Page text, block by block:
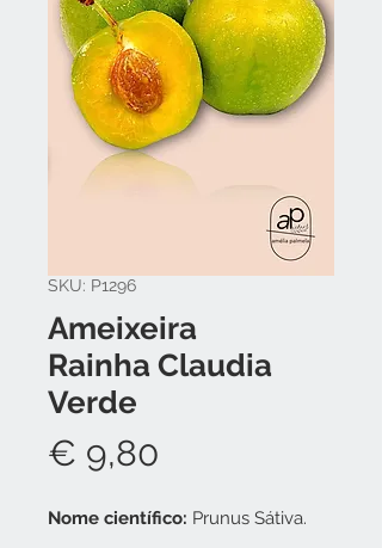
SKU: P1296
Ameixeira
Rainha Claudia
Verde
€ 9,80
Nome científico: Prunus Sátiva.